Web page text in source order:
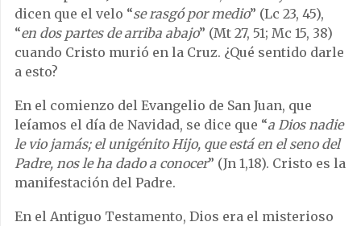
dicen que el velo “se rasgó por medio” (Lc 23, 45),
“en dos partes de arriba abajo” (Mt 27, 51; Mc 15, 38)
cuando Cristo murió en la Cruz. ¿Qué sentido darle
a esto?
En el comienzo del Evangelio de San Juan, que
leíamos el día de Navidad, se dice que “a Dios nadie
le vio jamás; el unigénito Hijo, que está en el seno del
Padre, nos le ha dado a conocer” (Jn 1,18). Cristo es la
manifestación del Padre.
En el Antiguo Testamento, Dios era el misterioso